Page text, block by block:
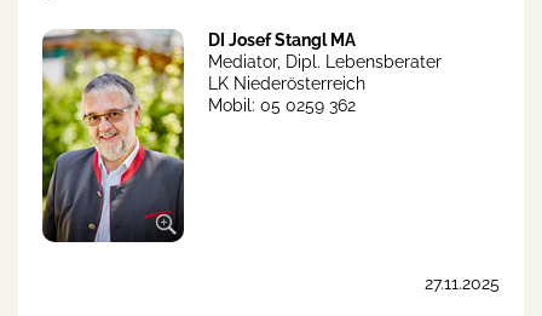
DI Josef Stangl MA
Mediator, Dipl. Lebensberater
LK Niederösterreich
Mobil: 05 0259 362
27.11.2025